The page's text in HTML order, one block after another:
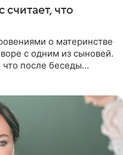
что
о материнстве
с одним из сыновей.
после беседы